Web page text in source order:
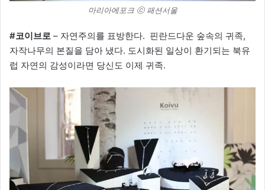
마리아에포크 ⓒ 패션서울
#코이브로 – 자연주의를 표방한다. 핀란드다운 숲속의 귀족,
자작나무의 본질을 담아 냈다. 도시화된 일상이 환기되는 북유
럽 자연의 감성이라면 당신도 이제 귀족.